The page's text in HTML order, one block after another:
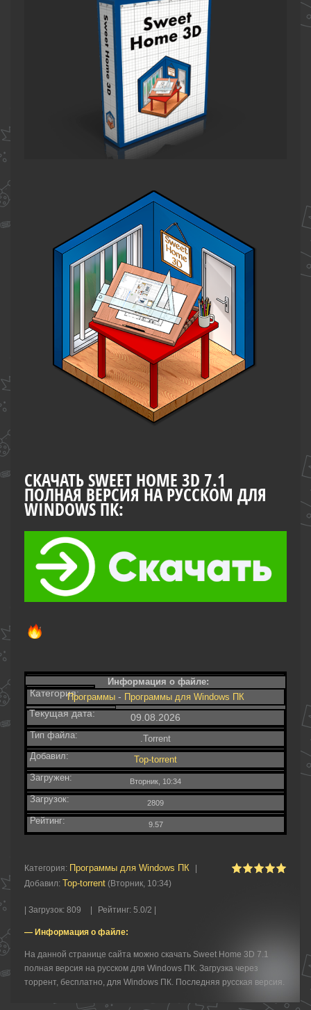
СКАЧАТЬ SWEET HOME 3D 7.1
ПОЛНАЯ ВЕРСИЯ НА РУССКОМ ДЛЯ
WINDOWS ПК:
Информация о файле:
Категория:Программы- Программы для Windows ПК
Текущая дата: 09.08.2026
Тип файла:
.Torrent
Добавил:
Top-torrent
Загружен:
Вторник, 10:34
Загрузок: 2809
Рейтинг: 9.57
Категория: Программы для Windows ПК
Добавил: Top-torrent (Вторник, 10:34)
Загрузок: 809 Рейтинг: 5.0/2 |
— Информация о файле:
На данной странице сайта можно скачать Sweet Home 3D 7.1
полная версия на русском для Windows ПК. Загрузка через
торрент, бесплатно, для Windows ПК. Последняя русская версия.